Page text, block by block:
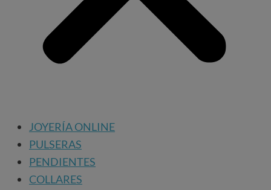
JOYERÍA ONLINE
PULSERAS
PENDIENTES
COLLARES